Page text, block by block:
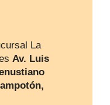
La
Av. Luis